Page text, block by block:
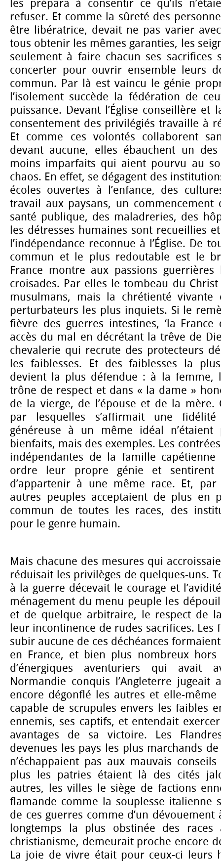
les prépara à consentir ce qu’ils
refuser. Et comme la sûreté des
être libératrice, devait ne pas varier
tous obtenir les mêmes garanties, les
seulement à faire chacun ses sacrifices
concerter pour ouvrir ensemble leurs
commun. Par là est vaincu le génie
l’isolement succède la fédération de
puissance. Devant l’Église conseillère
consentement des privilégiés travaille à
Et comme ces volontés collaborent
devant aucune, elles ébauchent un
moins imparfaits qui aient pourvu au
chaos. En effet, se dégagent des
écoles ouvertes à l’enfance, des
travail aux paysans, un
santé publique, des maladreries, des
les détresses humaines sont recueillies
l’indépendance reconnue à l’Église. De
commun et le plus redoutable est le
France montre aux passions
croisades. Par elles le tombeau du Christ
musulmans, mais la chrétienté vivante
perturbateurs les plus inquiets. Si le
fièvre des guerres intestines, ‘la
accès du mal en décrétant la trêve de
chevalerie qui recrute des protecteurs
les faiblesses. Et des faiblesses la
devient la plus défendue : à la femme,
trône de respect et dans « la dame »
de la vierge, de l’épouse et de la mère.
par lesquelles s’affirmait une
généreuse à un même idéal n’étaient
bienfaits, mais des exemples. Les
indépendantes de la famille
ordre leur propre génie et
d’appartenir à une même race. Et,
autres peuples acceptaient de plus en
commun de toutes les races, des
pour le genre humain.
Mais chacune des mesures qui
réduisait les privilèges de quelques-uns.
à la guerre décevait le courage et
ménagement du menu peuple les
et de quelque arbitraire, le respect de
leur incontinence de rudes sacrifices. Les
subir aucune de ces déchéances
en France, et bien plus nombreux hors
d’énergiques aventuriers qui avait
Normandie conquis l’Angleterre jugeait
encore dégonflé les autres et elle-
capable de scrupules envers les faibles
ennemis, ses captifs, et entendait
avantages de sa victoire. Les
devenues les pays les plus marchands
n’échappaient pas aux mauvais
plus les patries étaient là des cités
autres, les villes le siège de factions
flamande comme la souplesse italienne
de ces guerres comme d’un dévouement
longtemps la plus obstinée des
christianisme, demeurait proche encore
La joie de vivre était pour ceux-ci leurs